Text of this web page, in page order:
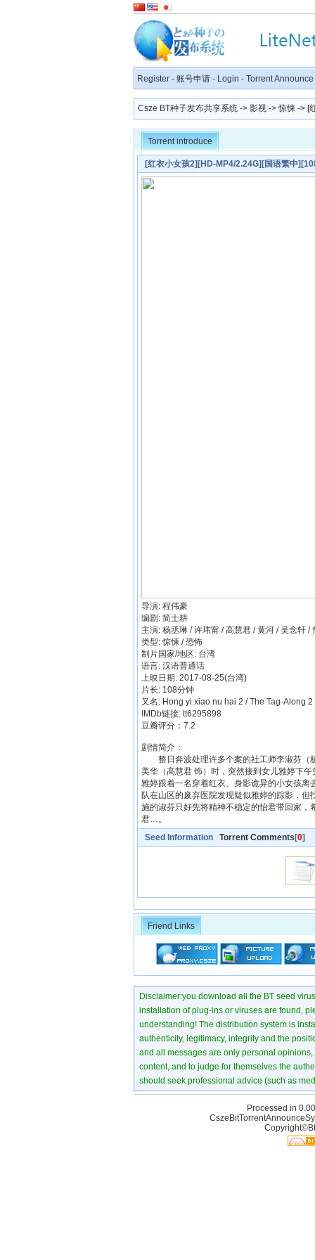
Register - 账号申请 - Login - Torrent Announce
Csze BT种子发布共享系统 -> 影视 ->惊悚 -> [
Torrent introduce
[红衣小女孩2][HD-MP4/2.24G][国语繁中
导演: 程伟豪
编剧: 简士耕
主演: 杨丞琳 / 许玮甯 / 高慧君 / 黄河 / 吴念轩 /
类型: 惊悚 / 恐怖
制片国家/地区: 台湾
语言: 汉语普通话
上映日期: 2017-08-25(台湾)
片长: 108分钟
又名: Hong yi xiao nu hai 2 / The Tag-Along 2
IMDb链接: tt6295898
豆瓣评分：7.2
剧情简介：
整日奔波处理许多个案的社工师李淑芬（
美华（高慧君 饰）时，突然接到女儿雅婷下
雅婷跟着一名穿着红衣、身影诡异的小女孩
队在山区的废弃医院发现疑似雅婷的踪影，
施的淑芬只好先将精神不稳定的怡君带回家
君…。
Seed Information Torrent Comments [0]
Friend Links
Disclaimer:you download all the BT seed
installation of plug-ins or viruses are found,
understanding! The distribution system is
authenticity, legitimacy, integrity and the
and all messages are only personal
content, and to judge for themselves the
should seek professional advice (such as
Processed in